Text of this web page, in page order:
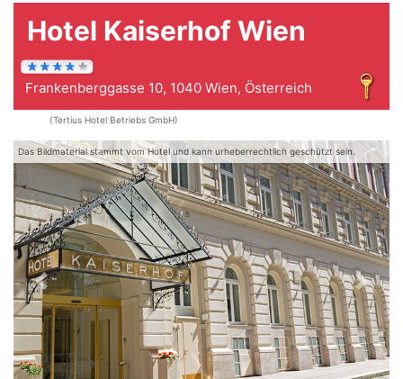
Hotel Kaiserhof Wien
Frankenberggasse 10, 1040 Wien, Österreich
(Tertius Hotel Betriebs GmbH)
Das Bildmaterial stammt vom Hotel und kann urheberrechtlich geschützt sein.
Zurück